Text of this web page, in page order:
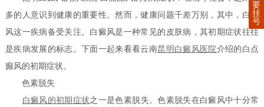
多的人意识到健康的重要性。然而，健康问题千差万别，其中，白癜
风这一疾病备受关注。白癜风是一种常见的皮肤病，其初期症状往往
是疾病发展的标志。下面一起来看看云南昆明白癜风医院介绍的白点
癫风的初期症状。
色素脱失
白癜风的初期症状之一是色素脱失。色素脱失在白癜风中十分常
要
挂
号